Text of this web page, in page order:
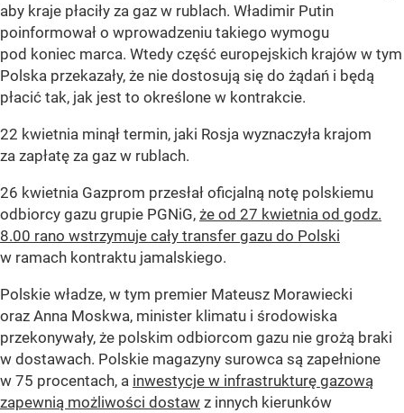
aby kraje płaciły za gaz w rublach. Władimir Putin
poinformował o wprowadzeniu takiego wymogu
pod koniec marca. Wtedy część europejskich krajów w tym
Polska przekazały, że nie dostosują się do żądań i będą
płacić tak, jak jest to określone w kontrakcie.
22 kwietnia minął termin, jaki Rosja wyznaczyła krajom
za zapłatę za gaz w rublach.
26 kwietnia Gazprom przesłał oficjalną notę polskiemu
odbiorcy gazu grupie PGNiG, że od 27 kwietnia od godz.
8.00 rano wstrzymuje cały transfer gazu do Polski
w ramach kontraktu jamalskiego.
Polskie władze, w tym premier Mateusz Morawiecki
oraz Anna Moskwa, minister klimatu i środowiska
przekonywały, że polskim odbiorcom gazu nie grożą braki
w dostawach. Polskie magazyny surowca są zapełnione
w 75 procentach, a inwestycje w infrastrukturę gazową
zapewnią możliwości dostaw z innych kierunków